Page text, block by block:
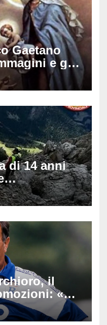
Gaetano
e gif
sui
di 14 anni
sul
famiglia
il
«Ha